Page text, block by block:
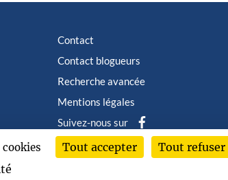
Contact
Contact blogueurs
Recherche avancée
Mentions légales
Suivez-nous sur
2026 © Albin Michel Imaginaire -
Tout accepter Tout refuser